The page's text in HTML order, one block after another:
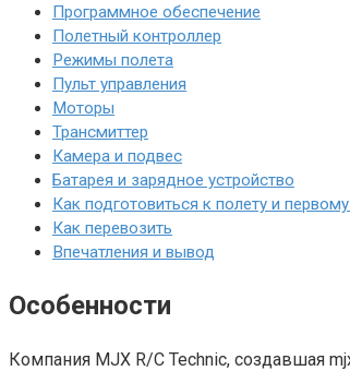
Программное обеспечение
Полетный контроллер
Режимы полета
Пульт управления
Моторы
Трансмиттер
Камера и подвес
Батарея и зарядное устройство
Как подготовиться к полету и
Как перевозить
Впечатления и вывод
Особенности
Компания MJX R/C Technic, создавшая